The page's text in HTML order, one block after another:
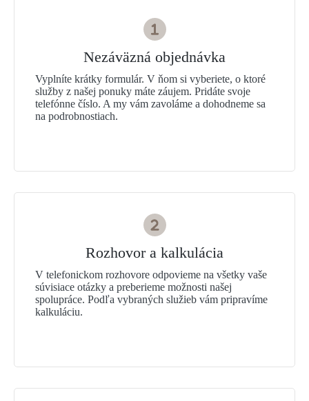
Nezáväzná objednávka
Vyplníte krátky formulár. V ňom si vyberiete, o ktoré
služby z našej ponuky máte záujem. Pridáte svoje
telefónne číslo. A my vám zavoláme a dohodneme sa
na podrobnostiach.
Rozhovor a kalkulácia
V telefonickom rozhovore odpovieme na všetky vaše
súvisiace otázky a preberieme možnosti našej
spolupráce. Podľa vybraných služieb vám pripravíme
kalkuláciu.